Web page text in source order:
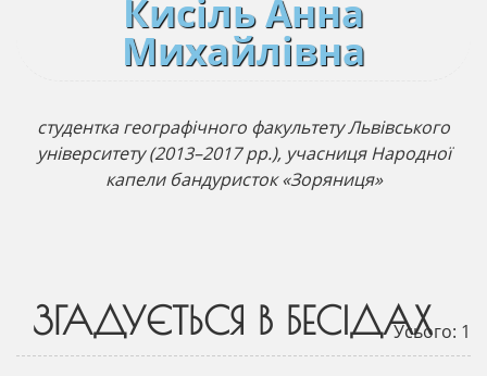
Кисіль Анна
Михайлівна
студентка географічного факультету Львівського
університету (2013–2017 рр.), учасниця Народної
капели бандуристок «Зоряниця»
ЗГАДУЄТЬСЯ В БЕСІДАХУсього: 1